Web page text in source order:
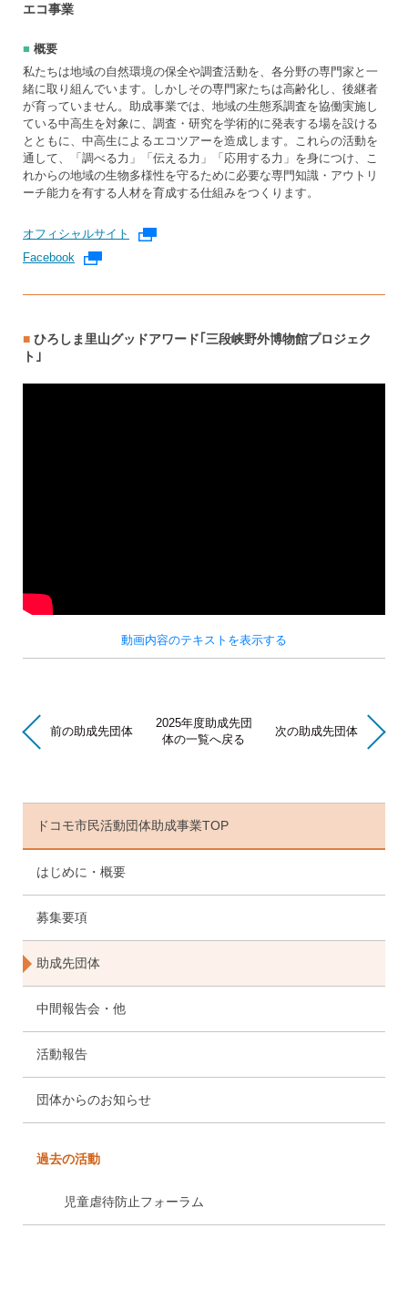
エコ事業
概要
私たちは地域の自然環境の保全や調査活動を、各分野の専門家と一
緒に取り組んでいます。しかしその専門家たちは高齢化し、後継者
が育っていません。助成事業では、地域の生態系調査を協働実施し
ている中高生を対象に、調査・研究を学術的に発表する場を設ける
とともに、中高生によるエコツアーを造成します。これらの活動を
通して、「調べる力」「伝える力」「応用する力」を身につけ、こ
れからの地域の生物多様性を守るために必要な専門知識・アウトリ
ーチ能力を有する人材を育成する仕組みをつくります。
オフィシャルサイト
Facebook
ひろしま里山グッドアワード｢三段峡野外博物館プロジェク
ト｣
動画内容のテキストを表示する
前の助成先団体
2025年度助成先団
体の一覧へ戻る
次の助成先団体
ドコモ市民活動団体助成事業TOP
はじめに・概要
募集要項
助成先団体
中間報告会・他
活動報告
団体からのお知らせ
過去の活動
児童虐待防止フォーラム